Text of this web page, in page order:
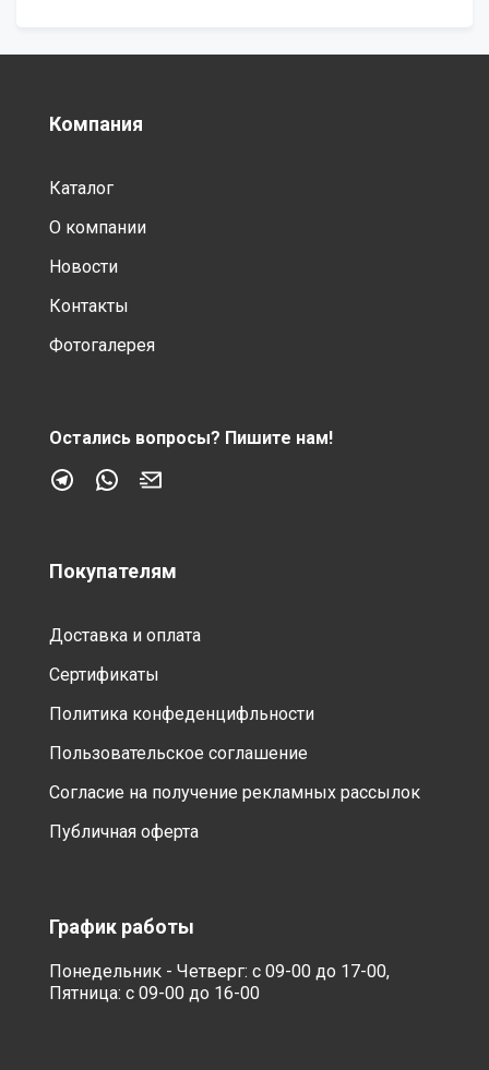
Компания
Каталог
О компании
Новости
Контакты
Фотогалерея
Остались вопросы? Пишите нам!
Покупателям
Доставка и оплата
Сертификаты
Политика конфеденцифльности
Пользовательское соглашение
Согласие на получение рекламных рассылок
Публичная оферта
График работы
Понедельник - Четверг: с 09-00 до 17-00,
Пятница: с 09-00 до 16-00